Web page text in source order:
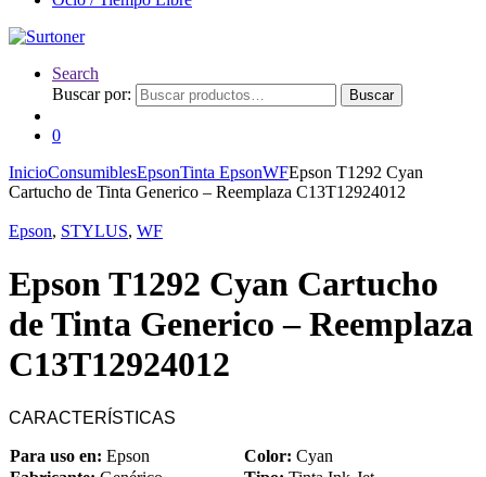
Search
Buscar por:
Buscar
0
InicioConsumiblesEpsonTinta EpsonWFEpson T1292 Cyan
Cartucho de Tinta Generico – Reemplaza C13T12924012
Epson, STYLUS, WF
Epson T1292 Cyan Cartucho
de Tinta Generico – Reemplaza
C13T12924012
CARACTERÍSTICAS
Para uso en: Epson Color: Cyan